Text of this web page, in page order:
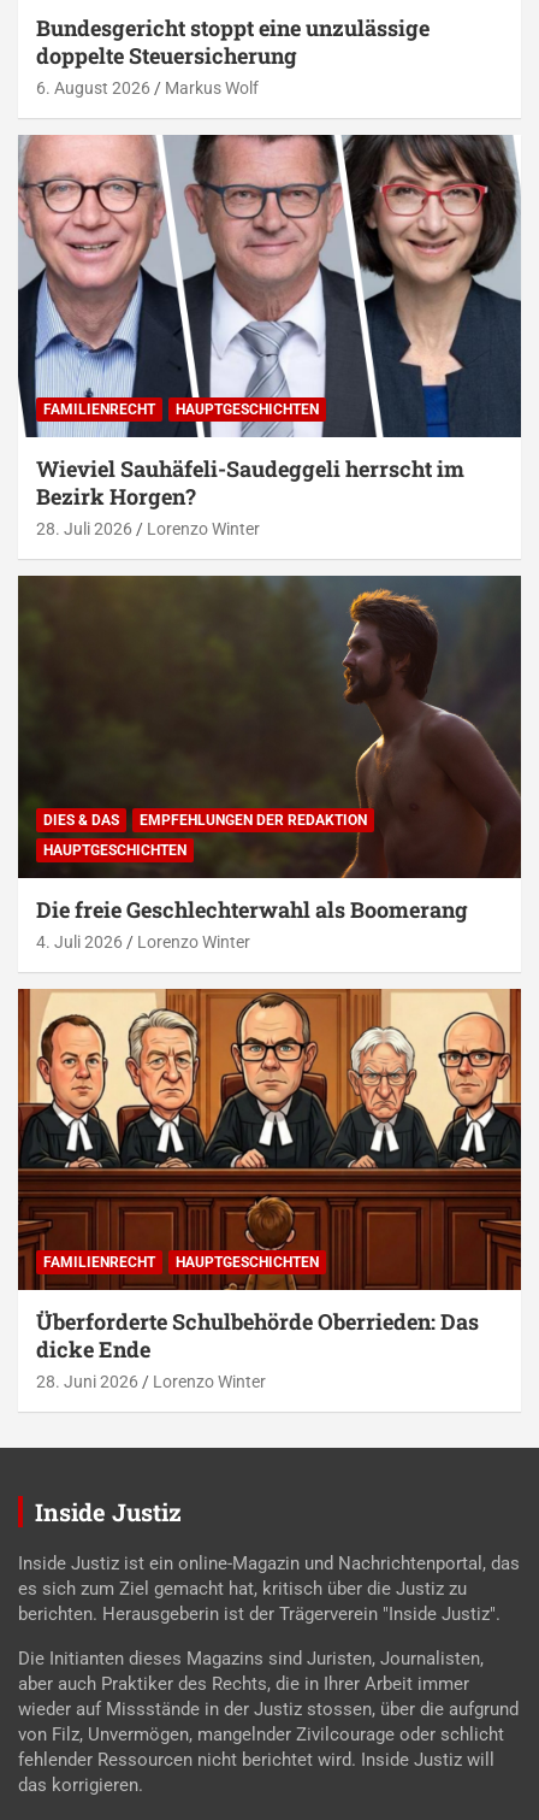
Bundesgericht stoppt eine unzulässige
doppelte Steuersicherung
6. August 2026 Markus Wolf
FAMILIENRECHT HAUPTGESCHICHTEN
Wieviel Sauhäfeli-Saudeggeli herrscht im
Bezirk Horgen?
28. Juli 2026 Lorenzo Winter
DIES & DAS
EMPFEHLUNGEN DER REDAKTION
HAUPTGESCHICHTEN
Die freie Geschlechterwahl als Boomerang
4. Juli 2026 Lorenzo Winter
FAMILIENRECHT HAUPTGESCHICHTEN
Überforderte Schulbehörde Oberrieden: Das
dicke Ende
28. Juni 2026 Lorenzo Winter
Inside Justiz
Inside Justiz ist ein online-Magazin und Nachrichtenportal, das
es sich zum Ziel gemacht hat, kritisch über die Justiz zu
berichten. Herausgeberin ist der Trägerverein "Inside Justiz".
Die Initianten dieses Magazins sind Juristen, Journalisten,
aber auch Praktiker des Rechts, die in Ihrer Arbeit immer
wieder auf Missstände in der Justiz stossen, über die aufgrund
von Filz, Unvermögen, mangelnder Zivilcourage oder schlicht
fehlender Ressourcen nicht berichtet wird. Inside Justiz will
das korrigieren.